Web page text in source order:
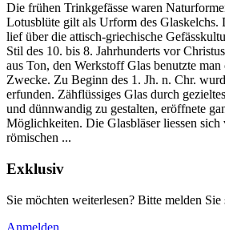
Die frühen Trinkgefässe waren
Lotusblüte gilt als Urform des
lief über die attisch-griechische
Stil des 10. bis 8. Jahrhunderts vor
aus Ton, den Werkstoff Glas benutzte
Zwecke. Zu Beginn des 1. Jh. n. Chr.
erfunden. Zähflüssiges Glas durch
und dünnwandig zu gestalten, eröffnete
Möglichkeiten. Die Glasbläser liessen sich
römischen ...
Exklusiv
Sie möchten weiterlesen? Bitte melden Sie
Anmelden